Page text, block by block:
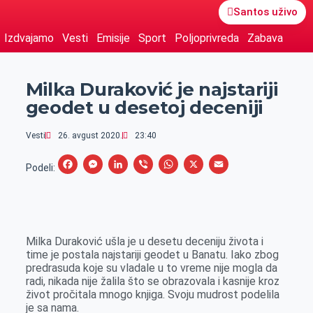
Santos uživo
Izdvajamo Vesti Emisije Sport Poljoprivreda Zabava
Milka Duraković je najstariji
geodet u desetoj deceniji
Vesti 26. avgust 2020. 23:40
Podeli:
F
b
o
o
k
M
e
n
g
e
L
e
d
I
n
V
r
W
s
A
p
p
X
E
l
Milka Duraković ušla je u desetu deceniju života i
time je postala najstariji geodet u Banatu. Iako zbog
predrasuda koje su vladale u to vreme nije mogla da
radi, nikada nije žalila što se obrazovala i kasnije kroz
život pročitala mnogo knjiga. Svoju mudrost podelila
je sa nama.